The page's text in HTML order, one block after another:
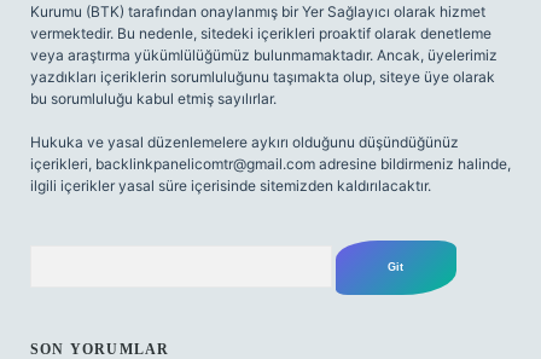
Kurumu (BTK) tarafından onaylanmış bir Yer Sağlayıcı olarak hizmet
vermektedir. Bu nedenle, sitedeki içerikleri proaktif olarak denetleme
veya araştırma yükümlülüğümüz bulunmamaktadır. Ancak, üyelerimiz
yazdıkları içeriklerin sorumluluğunu taşımakta olup, siteye üye olarak
bu sorumluluğu kabul etmiş sayılırlar.
Hukuka ve yasal düzenlemelere aykırı olduğunu düşündüğünüz
içerikleri, backlinkpanelicomtr@gmail.com adresine bildirmeniz halinde,
ilgili içerikler yasal süre içerisinde sitemizden kaldırılacaktır.
SON YORUMLAR